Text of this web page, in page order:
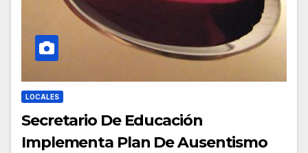
LOCALES
Secretario De Educación
Implementa Plan De Ausentismo